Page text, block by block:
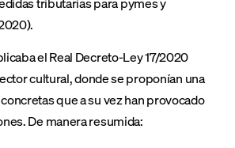
el Real Decreto-Ley 17/2020
cultural, donde se proponían una
que a su vez han provocado
De manera resumida: